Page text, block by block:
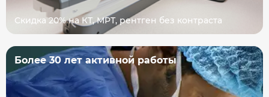
Скидка 20% на КТ, МРТ, рентген без контраста
Более 30 лет активной работы